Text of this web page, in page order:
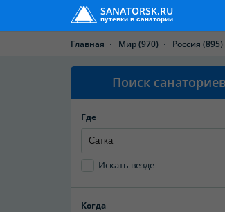
SANATORSK.RU
путёвки в санатории
Главная Мир(970) Россия (895)
Поиск санаториев
Где
Искать везде
Когда